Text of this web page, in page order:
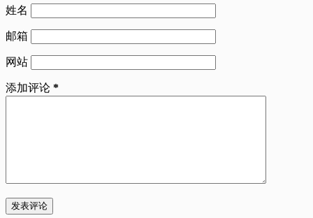
姓名
邮箱
网站
添加评论 *
发表评论